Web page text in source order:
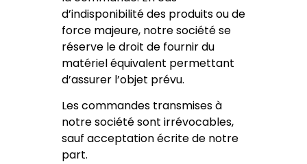
d’indisponibilité des produits ou de
force majeure, notre société se
réserve le droit de fournir du
matériel équivalent permettant
d’assurer l’objet prévu.
Les commandes transmises à
notre société sont irrévocables,
sauf acceptation écrite de notre
part.